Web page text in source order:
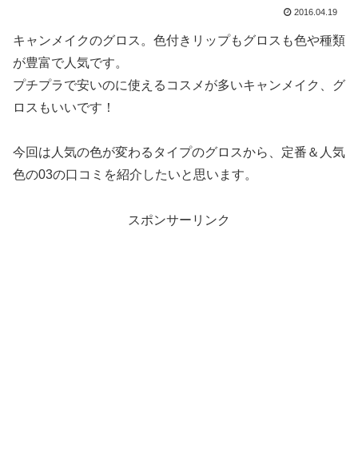
2016.04.19
キャンメイクのグロス。色付きリップもグロスも色や種類
が豊富で人気です。
プチプラで安いのに使えるコスメが多いキャンメイク、グ
ロスもいいです！
今回は人気の色が変わるタイプのグロスから、定番＆人気
色の03の口コミを紹介したいと思います。
スポンサーリンク